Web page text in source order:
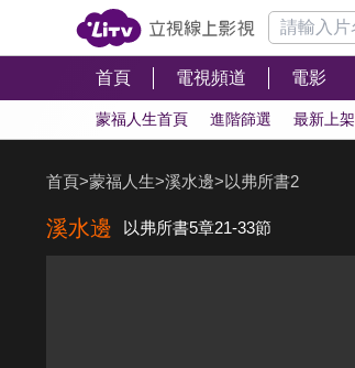
首頁 電視頻道 電影
蒙福人生首頁 進階篩選 最新上架
首頁>蒙福人生>溪水邊>以弗所書2
溪水邊 以弗所書5章21-33節